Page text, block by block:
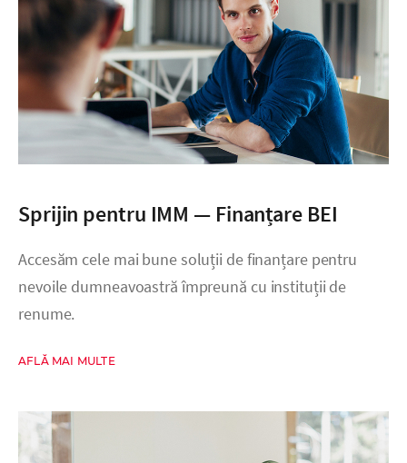
Sprijin pentru IMM — Finanțare BEI
Accesăm cele mai bune soluții de finanțare pentru
nevoile dumneavoastră împreună cu instituții de
renume.
AFLĂ MAI MULTE